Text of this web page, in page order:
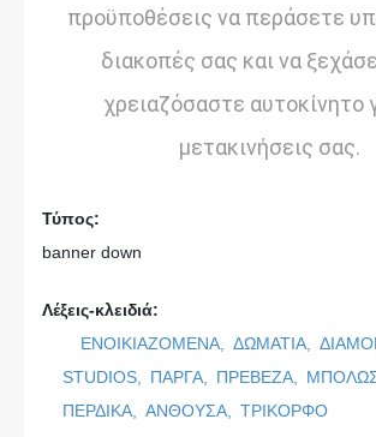
προϋποθέσεις να περάσετε
διακοπές σας και να
χρειαζόσαστε αυτοκίνητο
μετακινήσεις σας.
Τύπος:
banner down
Λέξεις-κλειδιά:
ΕΝΟΙΚΙΑΖΟΜΕΝΑ,
ΔΩΜΑΤΙΑ,
STUDIOS,
ΠΑΡΓΑ, ΠΡΕΒΕΖΑ,
ΠΕΡΔΙΚΑ,
ΑΝΘΟΥΣΑ, ΤΡΙΚΟΡΦΟ